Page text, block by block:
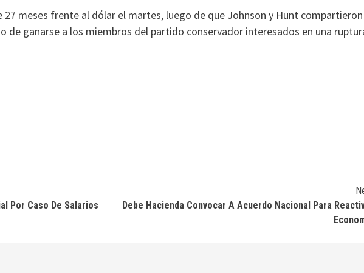
27 meses frente al dólar el martes, luego de que Johnson y Hunt
de ganarse a los miembros del partido conservador interesados en una
Por Caso De Salarios
Debe Hacienda Convocar A Acuerdo Nacional Para